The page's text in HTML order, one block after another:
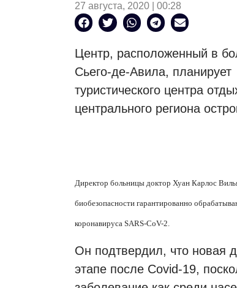
27 августа, 2020 | 00:28
Центр, расположенный в
Сьего-де-Авила, планирует
туристического центра
центрального региона
Директор больницы доктор Хуан Карлос
биобезопасности гарантированно
коронавируса SARS-CoV-2.
Он подтвердил, что новая
этапе после Covid-19,